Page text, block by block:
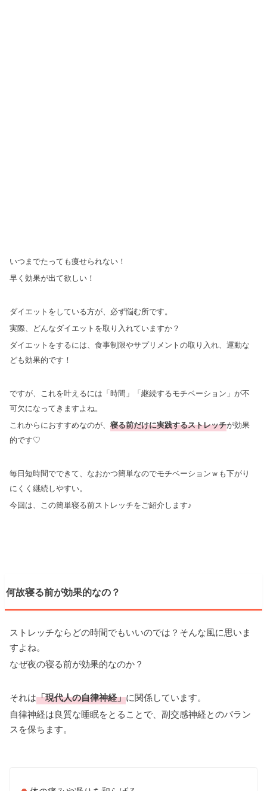
いつまでたっても痩せられない！
早く効果が出て欲しい！
ダイエットをしている方が、必ず悩む所です。
実際、どんなダイエットを取り入れていますか？
ダイエットをするには、食事制限やサプリメントの取り入れ、運動な
ども効果的です！
ですが、これを叶えるには「時間」「継続するモチベーション」が不
可欠になってきますよね。
これからにおすすめなのが、寝る前だけに実践するストレッチが効果
的です♡
毎日短時間でできて、なおかつ簡単なのでモチベーションｗも下がり
にくく継続しやすい。
今回は、この簡単寝る前ストレッチをご紹介します♪
何故寝る前が効果的なの？
ストレッチならどの時間でもいいのでは？そんな風に思いま
すよね。
なぜ夜の寝る前が効果的なのか？
それは「現代人の自律神経」に関係しています。
自律神経は良質な睡眠をとることで、副交感神経とのバラン
スを保ちます。